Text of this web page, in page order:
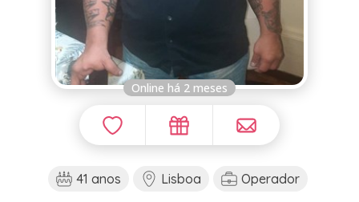
Online há 2 meses
41 anos Lisboa Operador